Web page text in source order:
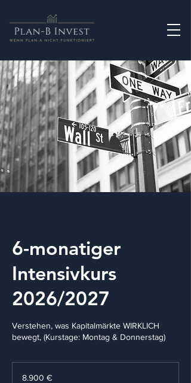
6-monatiger
Intensivkurs
2026/2027
Verstehen, was Kapitalmärkte WIRKLICH
bewegt, (Kurstage: Montag & Donnerstag)
8.900 €